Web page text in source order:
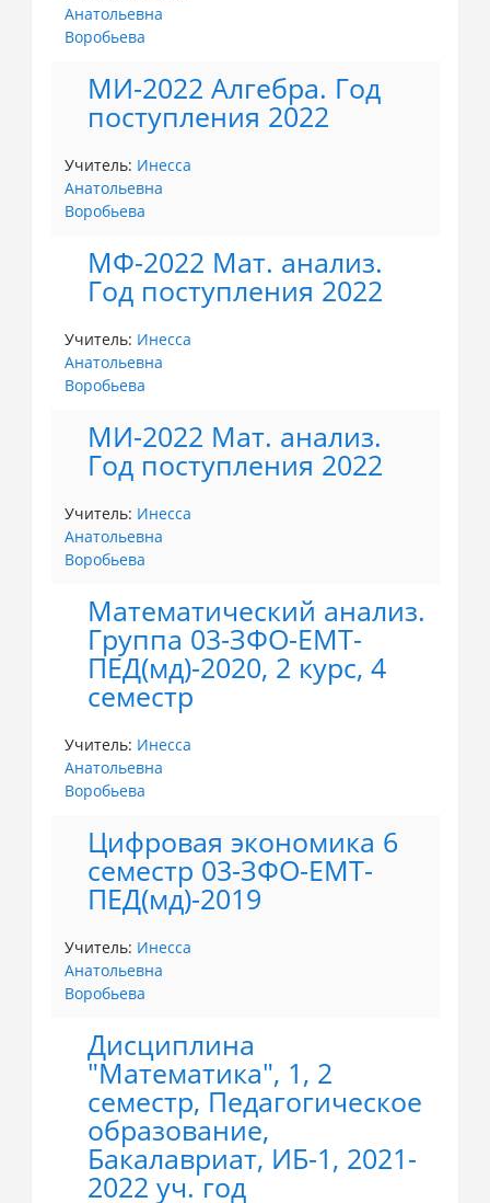
Анатольевна
Воробьева
МИ-2022 Алгебра. Год
поступления 2022
Учитель: Инесса
Анатольевна
Воробьева
МФ-2022 Мат. анализ.
Год поступления 2022
Учитель: Инесса
Анатольевна
Воробьева
МИ-2022 Мат. анализ.
Год поступления 2022
Учитель: Инесса
Анатольевна
Воробьева
Математический анализ.
Группа 03-ЗФО-ЕМТ-
ПЕД(мд)-2020, 2 курс, 4
семестр
Учитель: Инесса
Анатольевна
Воробьева
Цифровая экономика 6
семестр 03-ЗФО-ЕМТ-
ПЕД(мд)-2019
Учитель: Инесса
Анатольевна
Воробьева
Дисциплина
"Математика", 1, 2
семестр, Педагогическое
образование,
Бакалавриат, ИБ-1, 2021-
2022 уч. год